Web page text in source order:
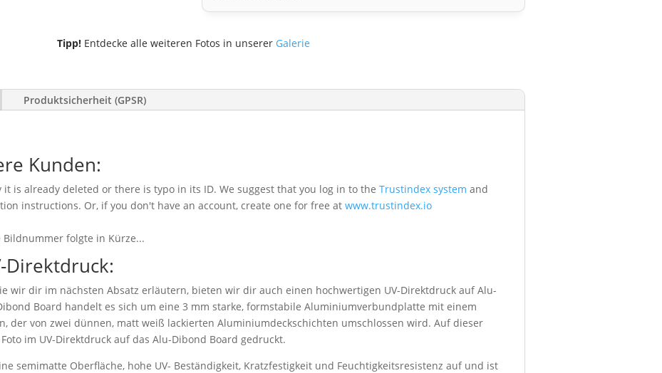
Tipp!Entdecke alle weiteren Fotos in unserer Galerie
Produktsicherheit (GPSR)
Kunden:
is already deleted or there is typo in its ID. We suggest that you log in to the Trustindex system and
instructions. Or, if you don't have an account, create one for free at www.trustindex.io
folgte in Kürze...
Direktdruck:
wir dir im nächsten Absatz erläutern, bieten wir dir auch einen hochwertigen UV-Direktdruck auf Alu-
Board handelt es sich um eine 3 mm starke, formstabile Aluminiumverbundplatte mit einem
der von zwei dünnen, matt weiß lackierten Aluminiumdeckschichten umschlossen wird. Auf dieser
im UV-Direktdruck auf das Alu-Dibond Board gedruckt.
semimatte Oberfläche, hohe UV- Beständigkeit, Kratzfestigkeit und Feuchtigkeitsresistenz auf und ist